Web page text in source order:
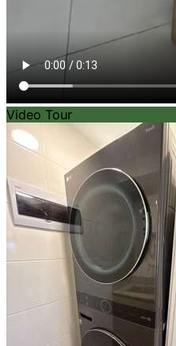
Video Tour